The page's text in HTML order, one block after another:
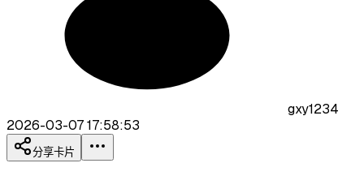
gxy1234
2026-03-07 17:58:53
分享卡片